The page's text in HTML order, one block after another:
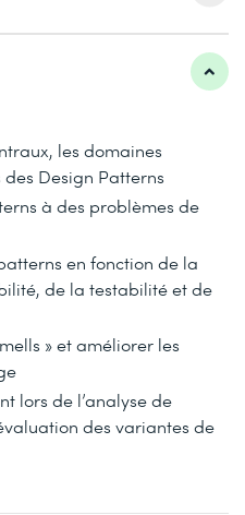
les domaines
Design Patterns
à des problèmes de
en fonction de la
de la testabilité et de
» et améliorer les
lors de l’analyse de
des variantes de